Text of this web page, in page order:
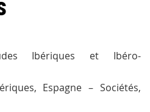
Ibériques et Ibéro-
Espagne – Sociétés,